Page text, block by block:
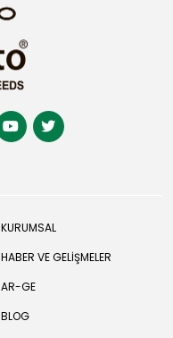
KURUMSAL
HABER VE GELIŞMELER
AR-GE
BLOG